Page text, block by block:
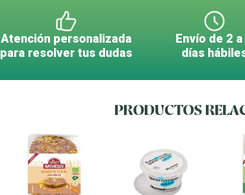
Atención personalizada
para resolver tus dudas
Envío de 2 a
días
PRODUCTOS